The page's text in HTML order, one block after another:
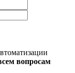
вопросам